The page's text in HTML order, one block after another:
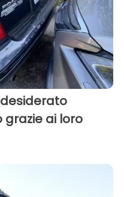
desiderato
grazie ai loro